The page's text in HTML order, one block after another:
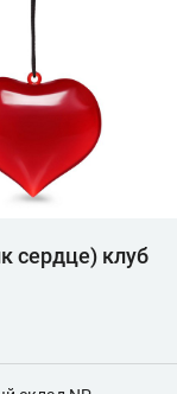
сердце) клуб